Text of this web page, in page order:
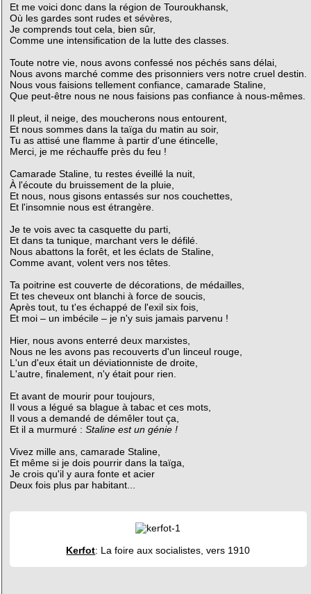
Et me voici donc dans la région de Touroukhansk,
Où les gardes sont rudes et sévères,
Je comprends tout cela, bien sûr,
Comme une intensification de la lutte des classes.
Toute notre vie, nous avons confessé nos péchés sans délai,
Nous avons marché comme des prisonniers vers notre cruel destin.
Nous vous faisions tellement confiance, camarade Staline,
Que peut-être nous ne nous faisions pas confiance à nous-mêmes.
Il pleut, il neige, des moucherons nous entourent,
Et nous sommes dans la taïga du matin au soir,
Tu as attisé une flamme à partir d'une étincelle,
Merci, je me réchauffe près du feu !
Camarade Staline, tu restes éveillé la nuit,
À l'écoute du bruissement de la pluie,
Et nous, nous gisons entassés sur nos couchettes,
Et l'insomnie nous est étrangère.
Je te vois avec ta casquette du parti,
Et dans ta tunique, marchant vers le défilé.
Nous abattons la forêt, et les éclats de Staline,
Comme avant, volent vers nos têtes.
Ta poitrine est couverte de décorations, de médailles,
Et tes cheveux ont blanchi à force de soucis,
Après tout, tu t'es échappé de l'exil six fois,
Et moi – un imbécile – je n'y suis jamais parvenu !
Hier, nous avons enterré deux marxistes,
Nous ne les avons pas recouverts d'un linceul rouge,
L'un d'eux était un déviationniste de droite,
L'autre, finalement, n'y était pour rien.
Et avant de mourir pour toujours,
Il vous a légué sa blague à tabac et ces mots,
Il vous a demandé de démêler tout ça,
Et il a murmuré : Staline est un génie !
Vivez mille ans, camarade Staline,
Et même si je dois pourrir dans la taïga,
Je crois qu'il y aura fonte et acier
Deux fois plus par habitant...
Kerfot: La foire aux socialistes, vers 1910